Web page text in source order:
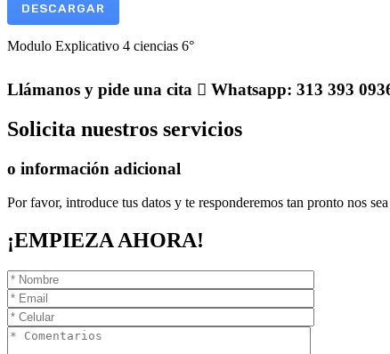
DESCARGAR
Modulo Explicativo 4 ciencias 6°
Llámanos y pide una cita Whatsapp: 313 393
Solicita nuestros servicios
o información adicional
Por favor, introduce tus datos y te responderemos tan pronto nos
¡EMPIEZA AHORA!